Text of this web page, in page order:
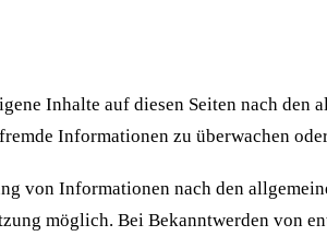
Inhalte auf diesen Seiten nach
Informationen zu überwachen
von Informationen nach den
möglich. Bei Bekanntwerden von